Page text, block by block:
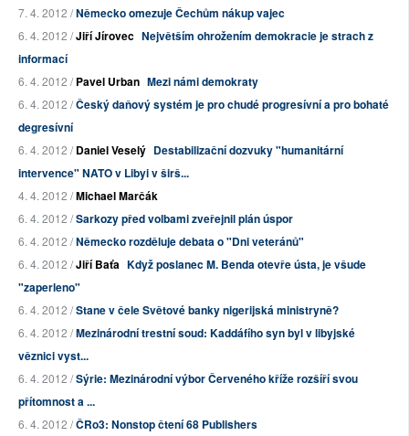
7. 4. 2012 /Německo omezuje Čechům nákup vajec
6. 4. 2012 /Jiří Jírovec Největším ohrožením demokracie je strach z
informací
6. 4. 2012 /Pavel Urban Mezi námi demokraty
6. 4. 2012 /Český daňový systém je pro chudé progresívní a pro bohaté
degresívní
6. 4. 2012 /Daniel Veselý Destabilizační dozvuky "humanitární
intervence" NATO v Libyi v širš...
4. 4. 2012 /Michael Marčák
6. 4. 2012 /Sarkozy před volbami zveřejnil plán úspor
6. 4. 2012 /Německo rozděluje debata o "Dni veteránů"
6. 4. 2012 /Jiří Baťa Když poslanec M. Benda otevře ústa, je všude
"zaperleno"
6. 4. 2012 /Stane v čele Světové banky nigerijská ministryně?
6. 4. 2012 /Mezinárodní trestní soud: Kaddáfího syn byl v libyjské
věznici vyst...
6. 4. 2012 /Sýrie: Mezinárodní výbor Červeného kříže rozšíří svou
přítomnost a ...
6. 4. 2012 /ČRo3: Nonstop čtení 68 Publishers